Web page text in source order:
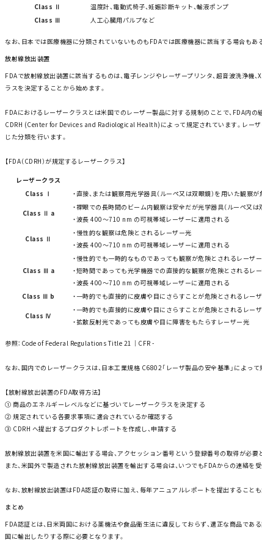
Class Ⅱ
温度計、電動式椅子、妊娠診断キット、輸液ポンプ
Class Ⅲ
人工心臓用パルプなど
なお、日本では医療機器に分類されていないものもFDAでは医療機器に該当する場合もあ
放射線放出装置
FDAで放射線放出装置に該当するものは、電子レンジやレーザープリンタ、超音波洗浄機
ラスを決定することから始めます。
FDAにおけるレーザークラスとは米国でのレーザー製品に対する規制のことで、FDA内の
CDRH (Center for Devices and Radiological Health) によって規定されています。レー
じた分類を行います。
【FDA（CDRH）が規定するレーザークラス】
レーザークラス
Class Ⅰ
・直接、または観察用光学器具（ルーペ又は双眼鏡）を用いた観察
Class Ⅱ a
・裸眼での長時間のビーム内観察は安全だが光学器具（ルーペ又
・波長 400～710 nm の可視帯域レーザーに適用される
Class Ⅱ
・慢性的な観察は危険とされるレーザー光
・波長 400～710 nm の可視帯域レーザーに適用される
Class Ⅲ a
・慢性的でも一時的なものであっても観察が危険とされるレーザ
・短時間であっても光学機器での直接的な観察が危険とされるレ
・波長 400～710 nm の可視帯域レーザーに適用される
Class Ⅲ b
・一時的でも直接的に皮膚や目にさらすことが危険とされるレー
Class Ⅳ
・一時的でも直接的に皮膚や目にさらすことが危険とされるレー
・拡散反射光であっても皮膚や目に障害をもたらすレーザー光
参照： Code of Federal Regulations Title 21 ｜CFR -
なお、国内でのレーザークラスは、日本工業規格 C6802「 レーザ製品の安全基準 」によっ
【放射線放出装置のFDA取得方法】
① 商品のエネルギーレベルなどに基づいてレーザークラスを決定する
② 規定されている各要求事項に適合されているか確認する
③ CDRH へ提出するプロダクトレポートを作成し、申請する
放射線放出装置を米国に輸出する場合、アクセッション番号という登録番号の取得が必要
また、米国外で製造された放射線放出装置を輸出する場合は、いつでもFDAからの連絡を
なお、放射線放出装置はFDA認証の取得に加え、毎年アニュアルレポートを提出すること
まとめ
FDA認証とは、日米両国における薬機法や食品衛生法に違反しておらず、適正な商品で
国に輸出したりする際に必要となります。